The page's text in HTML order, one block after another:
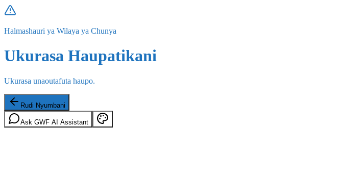
Halmashauri ya Wilaya ya Chunya
Ukurasa Haupatikani
Ukurasa unaoutafuta haupo.
Rudi Nyumbani
Ask GWF AI Assistant